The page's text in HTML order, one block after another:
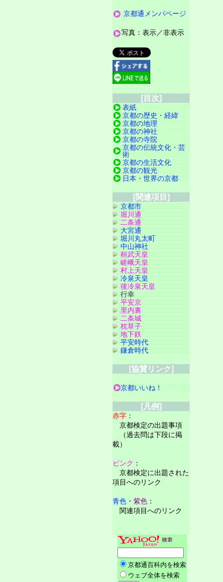
京都通メンバページ
写真：表示／非表示
[目次]
表紙
京都の歴史・経緯
京都の地理
京都の神社
京都の寺院
京都の伝統文化・芸
術
京都の生活文化
京都の観光
日本・世界の京都
[関連項目]
京都市
堀川通
二条通
大宮通
堀川丸太町
中山神社
桓武天皇
嵯峨天皇
村上天皇
冷泉天皇
後冷泉天皇
行幸
平安京
里内裏
二条城
枕草子
地下鉄
平安時代
鎌倉時代
[協賛リンク]
京都いいね！
[凡例]
赤字 ：
京都検定の出題事項
（過去問は下段に掲
載）
ピンク ：
京都検定に出題された
項目へのリンク
青色 ・ 紫色 ：
関連項目へのリンク